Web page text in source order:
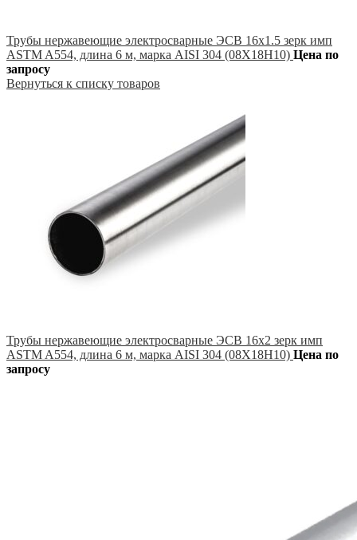
Трубы нержавеющие электросварные ЭСВ 16х1.5 зерк имп
ASTM A554, длина 6 м, марка AISI 304 (08Х18Н10) Цена по
запросу
Вернуться к списку товаров
Трубы нержавеющие электросварные ЭСВ 16х2 зерк имп
ASTM A554, длина 6 м, марка AISI 304 (08Х18Н10) Цена по
запросу